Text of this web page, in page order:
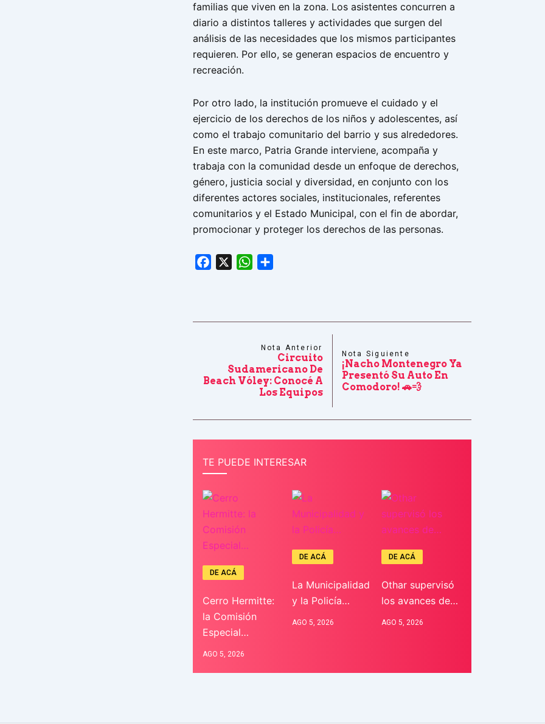
familias que viven en la zona. Los asistentes concurren a
diario a distintos talleres y actividades que surgen del
análisis de las necesidades que los mismos participantes
requieren. Por ello, se generan espacios de encuentro y
recreación.
Por otro lado, la institución promueve el cuidado y el
ejercicio de los derechos de los niños y adolescentes, así
como el trabajo comunitario del barrio y sus alrededores.
En este marco, Patria Grande interviene, acompaña y
trabaja con la comunidad desde un enfoque de derechos,
género, justicia social y diversidad, en conjunto con los
diferentes actores sociales, institucionales, referentes
comunitarios y el Estado Municipal, con el fin de abordar,
promocionar y proteger los derechos de las personas.
Facebook WhatsApp
Nota Anterior
Circuito
Sudamericano De
Beach Vóley: Conocé A
Los Equipos
Nota Siguiente
¡Nacho Montenegro Ya
Presentó Su Auto En
Comodoro! 🚗💨
TE PUEDE INTERESAR
DE ACÁ
Cerro Hermitte:
la Comisión
Especial…
AGO 5, 2026
DE ACÁ
La Municipalidad
y la Policía…
AGO 5, 2026
DE ACÁ
Othar supervisó
los avances de…
AGO 5, 2026